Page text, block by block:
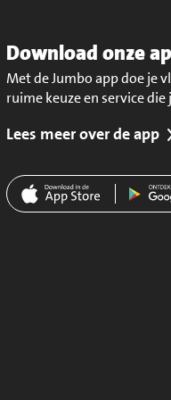
Download onze
Met de Jumbo app doe je
ruime keuze en service
Lees meer over de app